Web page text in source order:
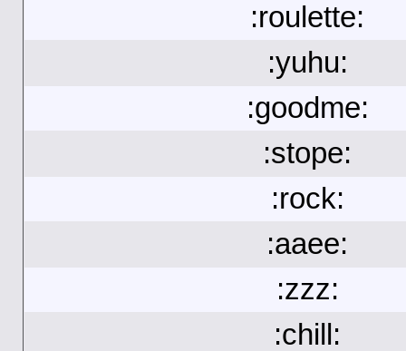
:roulette:
:yuhu:
:goodme:
:stope:
:rock:
:aaee:
:zzz:
:chill: